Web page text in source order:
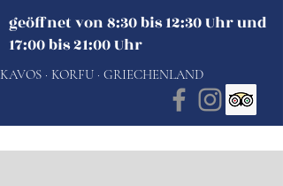
geöffnet von 8:30 bis 12:30 Uhr und
17:00 bis 21:00 Uhr
KAVOS · KORFU · GRIECHENLAND